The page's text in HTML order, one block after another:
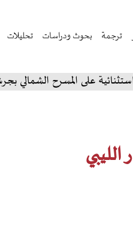
ترجمة بحوث ودراسات تحليلات
المسرح الشمالي بجرش